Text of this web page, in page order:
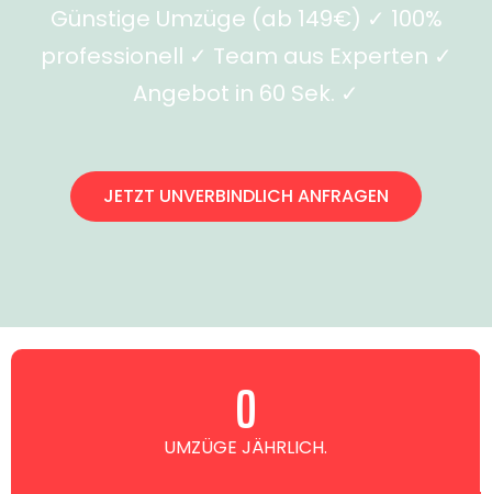
Günstige Umzüge (ab 149€) ✓ 100%
professionell ✓ Team aus Experten ✓
Angebot in 60 Sek. ✓
JETZT UNVERBINDLICH ANFRAGEN
UMZÜGE JÄHRLICH.
0